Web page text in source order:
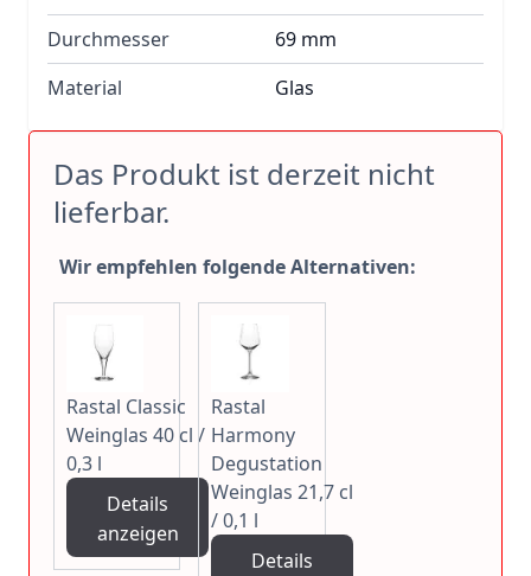
Durchmesser
69 mm
Material
Glas
Das Produkt ist derzeit nicht
lieferbar.
Wir empfehlen folgende Alternativen:
Rastal Classic
Weinglas 40 cl /
0,3 l
Details
anzeigen
Rastal
Harmony
Degustation
Weinglas 21,7 cl
/ 0,1 l
Details